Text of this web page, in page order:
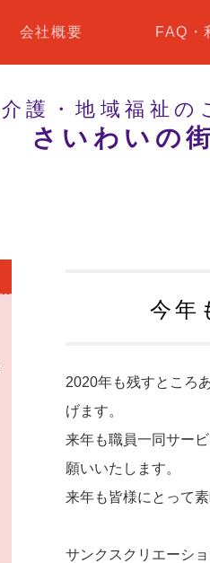
護・地域福祉の
さいわいの
会社概要 FAQ・
今年
2020年も残すところ
げます。
来年も職員一同サー
願いいたします。
来年も皆様にとって
サンクスクリエーシ